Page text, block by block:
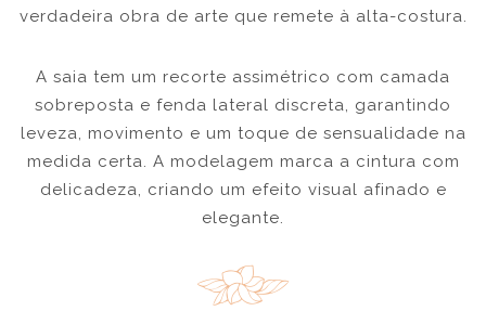
verdadeira obra de arte que remete à alta-costura.
A saia tem um recorte assimétrico com camada
sobreposta e fenda lateral discreta, garantindo
leveza, movimento e um toque de sensualidade na
medida certa. A modelagem marca a cintura com
delicadeza, criando um efeito visual afinado e
elegante.